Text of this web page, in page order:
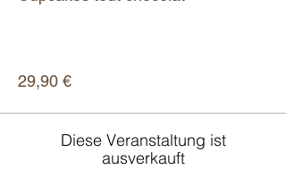
29,90 €
Diese Veranstaltung ist
ausverkauft